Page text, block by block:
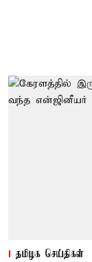
தமிழக செய்திகள்